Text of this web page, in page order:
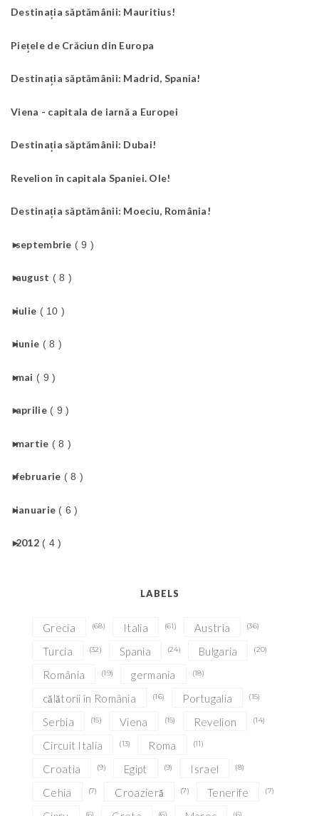
Destinația săptămânii: Mauritius!
Piețele de Crăciun din Europa
Destinația săptămânii: Madrid, Spania!
Viena - capitala de iarnă a Europei
Destinația săptămânii: Dubai!
Revelion în capitala Spaniei. Ole!
Destinația săptămânii: Moeciu, România!
►
septembrie ( 9 )
►
august ( 8 )
►
iulie ( 10 )
►
iunie ( 8 )
►
mai ( 9 )
►
aprilie ( 9 )
►
martie ( 8 )
►
februarie ( 8 )
►
ianuarie ( 6 )
►
2012 ( 4 )
LABELS
Grecia (68) Italia (61) Austria (36)
Turcia (32) Spania (24) Bulgaria (20)
România (19) germania (18)
călătorii în România (16) Portugalia (15)
Serbia (15) Viena (15) Revelion (14)
Circuit Italia (13) Roma (11)
Croatia (9) Egipt (9) Israel (8)
Cehia (7) Croazieră (7) Tenerife (7)